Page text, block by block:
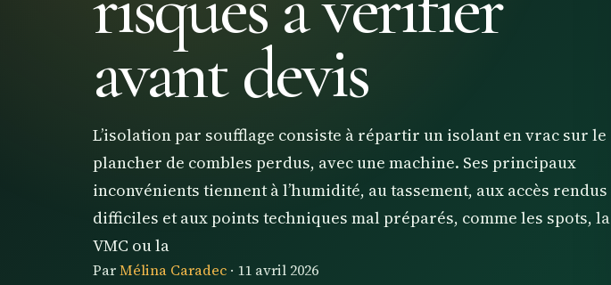
avant devis
L’isolation par soufflage consiste à répartir un isolant en vrac sur le
plancher de combles perdus, avec une machine. Ses principaux
inconvénients tiennent à l’humidité, au tassement, aux accès rendus
difficiles et aux points techniques mal préparés, comme les spots, la
VMC ou la
ParMélina Caradec · 11 avril 2026